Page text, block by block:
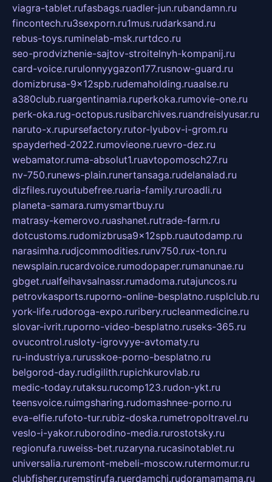
viagra-tablet.rufasbags.ruadler-jun.rubandamn.ru
fincontech.ru3sexporn.ru1mus.rudarksand.ru
rebus-toys.ruminelab-msk.rurtdco.ru
seo-prodvizhenie-sajtov-stroitelnyh-kompanij.ru
card-voice.rurulonnyygazon177.rusnow-guard.ru
domizbrusa-9x12spb.rudemaholding.ruaalse.ru
a380club.ruargentinamia.ruperkoka.rumovie-one.ru
perk-oka.rug-octopus.rusibarchives.ruandreislyusar.ru
naruto-x.rupursefactory.rutor-lyubov-i-grom.ru
spayderhed-2022.rumovieone.ruevro-dez.ru
webamator.ruma-absolut1.ruavtopomosch27.ru
nv-750.runews-plain.runertansaga.rudelanalad.ru
dizfiles.ruyoutubefree.ruaria-family.ruroadli.ru
planeta-samara.rumysmartbuy.ru
matrasy-kemerovo.ruashanet.rutrade-farm.ru
dotcustoms.rudomizbrusa9x12spb.ruautodamp.ru
narasimha.rudjcommodities.runv750.rux-ton.ru
newsplain.rucardvoice.rumodopaper.rumanunae.ru
gbget.rualfeihavsalnassr.rumadoma.rutajuncos.ru
petrovkasports.ruporno-online-besplatno.rusplclub.ru
york-life.rudoroga-expo.ruribery.rucleanmedicine.ru
slovar-ivrit.ruporno-video-besplatno.ruseks-365.ru
ovucontrol.rusloty-igrovyye-avtomaty.ru
ru-industriya.rurusskoe-porno-besplatno.ru
belgorod-day.rudigilith.rupichkurovlab.ru
medic-today.rutaksu.rucomp123.rudon-ykt.ru
teensvoice.ruimgsharing.rudomashnee-porno.ru
eva-elfie.rufoto-tur.rubiz-doska.rumetropoltravel.ru
veslo-i-yakor.ruborodino-media.rurostotsky.ru
regionufa.ruweiss-bet.ruzaryna.rucasinotablet.ru
universalia.ruremont-mebeli-moscow.rutermomur.ru
clubfisher.ruremstirufa.ruerdamchi.rudoramamama.ru